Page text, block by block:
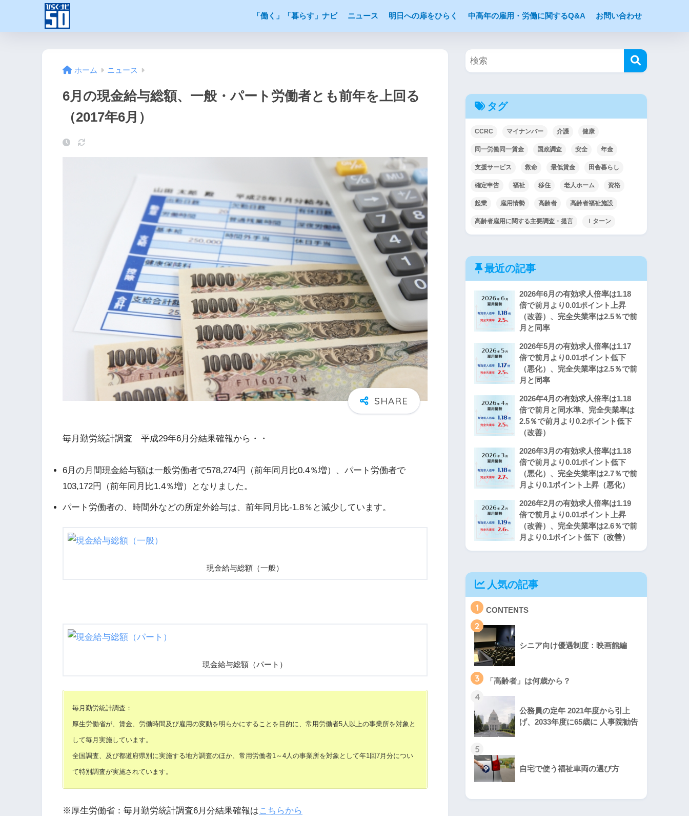
「働く」「暮らす」ナビ ニュース 明日への扉をひらく 中高年の雇用・労働に関するQ&A お問い合わせ
ホーム ニュース
6月の現金給与総額、一般・パート労働者とも前年を上回る
（2017年6月）
毎月勤労統計調査 平成29年6月分結果確報から・・
6月の月間現金給与額は一般労働者で578,274円（前年同月比0.4％増）、パート労働者で
103,172円（前年同月比1.4％増）となりました。
パート労働者の、時間外などの所定外給与は、前年同月比-1.8％と減少しています。
現金給与総額（一般）
現金給与総額（パート）
毎月勤労統計調査：
厚生労働省が、賃金、労働時間及び雇用の変動を明らかにすることを目的に、常用労働者5人以上の事業所を対象と
して毎月実施しています。
全国調査、及び都道府県別に実施する地方調査のほか、常用労働者1～4人の事業所を対象として年1回7月分につい
て特別調査が実施されています。
※厚生労働省：毎月勤労統計調査6月分結果確報はこちらから
タグ
CCRC マイナンバー 介護 健康
同一労働同一賃金 国政調査 安全 年金
支援サービス 救命 最低賃金 田舎暮らし
確定申告 福祉 移住 老人ホーム 資格
起業 雇用情勢 高齢者 高齢者福祉施設
高齢者雇用に関する主要調査・提言 Ｉターン
最近の記事
2026年6月の有効求人倍率は1.18
倍で前月より0.01ポイント上昇
（改善）、完全失業率は2.5％で前
月と同率
2026年5月の有効求人倍率は1.17
倍で前月より0.01ポイント低下
（悪化）、完全失業率は2.5％で前
月と同率
2026年4月の有効求人倍率は1.18
倍で前月と同水準、完全失業率は
2.5％で前月より0.2ポイント低下
（改善）
2026年3月の有効求人倍率は1.18
倍で前月より0.01ポイント低下
（悪化）、完全失業率は2.7％で前
月より0.1ポイント上昇（悪化）
2026年2月の有効求人倍率は1.19
倍で前月より0.01ポイント上昇
（改善）、完全失業率は2.6％で前
月より0.1ポイント低下（改善）
人気の記事
1 CONTENTS
2
シニア向け優遇制度：映画館編
3 「高齢者」は何歳から？
4
公務員の定年 2021年度から引上
げ、2033年度に65歳に 人事院勧告
5
自宅で使う福祉車両の選び方